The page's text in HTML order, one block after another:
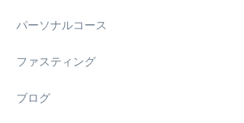
パーソナルコース
ファスティング
ブログ